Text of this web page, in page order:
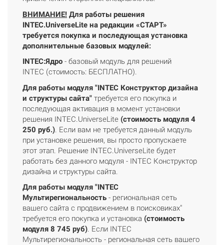
ВНИМАНИЕ! Для работы решения
INTEC.UniverseLite на редакции «СТАРТ»
требуется покупка и последующая установка
дополнительные базовых модулей:
INTEC:Ядро - базовый модуль для решений
INTEC (стоимость: БЕСПЛАТНО).
Для работы модуля "INTEC Конструктор дизайна
и структуры сайта" требуется его покупка и
последующая активация в момент установки
решения INTEC.UniverseLite (стоимость модуля 4
250 руб.) . Если вам не требуется данный модуль
при установке решения, вы просто пропускаете
этот этап. Решение INTEC.UniverseLite будет
работать без данного модуля - INTEC Конструктор
дизайна и структуры сайта.
Для работы модуля "INTEC
Мультирегиональность - региональная сеть
вашего сайта с продвижением в поисковиках"
требуется его покупка и установка (стоимость
модуля 8 745 руб). Если INTEC
Мультирегиональность - региональная сеть вашего